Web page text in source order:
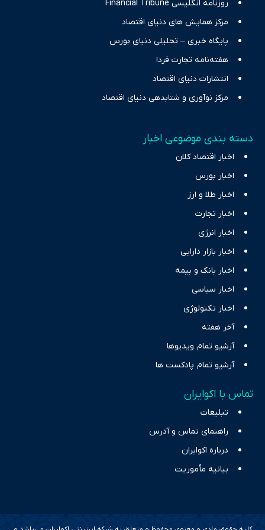
روزنامه انگلیسی Financial Tribune
مرکز همایش های دنیای اقتصاد
پایگاه خبری – تحلیلی دنیای بورس
هفته‌نامه تجارت فردا
انتشارات دنیای اقتصاد
مرکز نوآوری و شتابدهی دنیای اقتصاد
دسته بندی موضوعی اخبار
اخبار اقتصاد کلان
اخبار بورس
اخبار طلا و ارز
اخبار تجارت
اخبار انرژی
اخبار بازار دارایی
اخبار بانک و بیمه
اخبار سیاسی
اخبار تکنولوژی
آخر هفته
آرشیو تمام ویدیوها
آرشیو تمام پادکست ها
تماس با اکوایران
تبلیغات
راهنمای تماس و آدرس
درباره اکوایران
بیانیه مأموریت